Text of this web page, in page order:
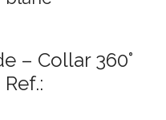
– Collar 360°